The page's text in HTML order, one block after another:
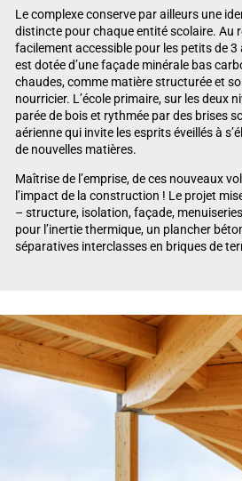
Le complexe conserve par ailleurs une
distincte pour chaque entité scolaire. Au
facilement accessible pour les petits de 3
est dotée d’une façade minérale bas
chaudes, comme matière structurée et
nourricier. L’école primaire, sur les deux
parée de bois et rythmée par des brises
aérienne qui invite les esprits éveillés à
de nouvelles matières.
Maîtrise de l’emprise, de ces nouveaux
l’impact de la construction ! Le projet
– structure, isolation, façade,
pour l’inertie thermique, un plancher
séparatives interclasses en briques de